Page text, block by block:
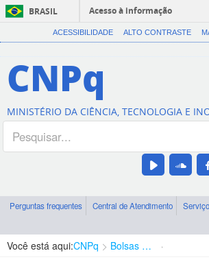
BRASIL
Acesso à informação
ACESSIBILIDADE ALTO CONTRASTE
CNPq
MINISTÉRIO DA CIÊNCIA, TECNOLOGIA E
Perguntas frequentes Central de Atendimento
Você está aqui:CNPq Bolsas e Auxílios Vigentes